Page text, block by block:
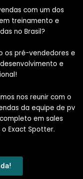
com um dos
treinamento e
no Brasil?
os pré-vendedores e
e
nos reunir com o
da equipe de pv
em sales
Exact Spotter.